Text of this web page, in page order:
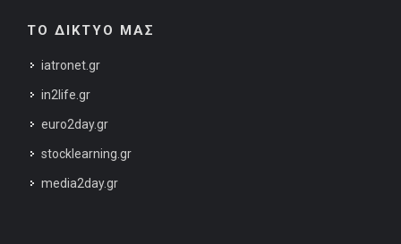
ΤΟ ΔΙΚΤΥΟ ΜΑΣ
iatronet.gr
in2life.gr
euro2day.gr
stocklearning.gr
media2day.gr